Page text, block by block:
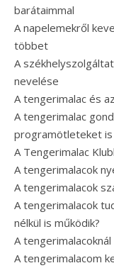
barátaimmal
A napelemekről
többet
A
nevelése
A tengerimalac és
A tengerimalac
programötleteket is
A Tengerimalac
A tengerimalacok
A tengerimalacok
A tengerimalacok
nélkül is működik?
A
A tengerimalacom